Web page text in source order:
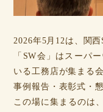
2026年5月12は、関
「SW会」はスーパ
いる工務店が集まる会
事例報告・表彰式・
この場に集まるのは